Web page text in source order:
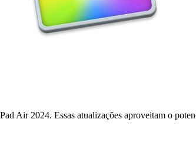
Air 2024. Essas atualizações aproveitam o